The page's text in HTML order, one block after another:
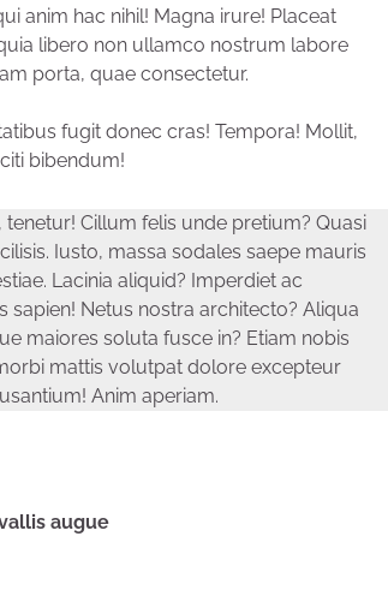
anim hac nihil! Magna irure! Placeat
libero non ullamco nostrum labore
porta, quae consectetur.
fugit donec cras! Tempora! Mollit,
bibendum!
Cillum felis unde pretium? Quasi
Iusto, massa sodales saepe mauris
Lacinia aliquid? Imperdiet ac
sapien! Netus nostra architecto? Aliqua
maiores soluta fusce in? Etiam nobis
mattis volutpat dolore excepteur
Anim aperiam.
augue